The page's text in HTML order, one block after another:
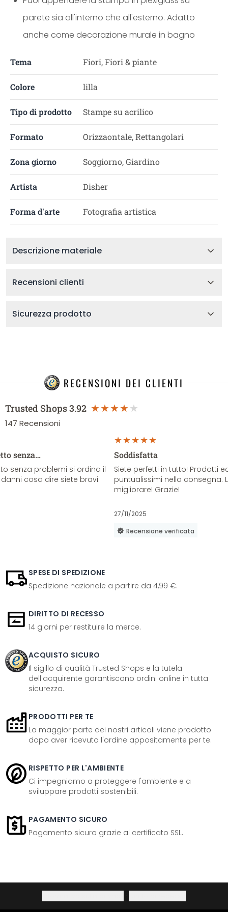
parete sia all'interno che all'esterno. Adatto
anche come decorazione murale in bagno
Tema Fiori, Fiori & piante
Colore lilla
Tipo di prodotto Stampe su acrilico
Formato Orizzaontale, Rettangolari
Zona giorno Soggiorno, Giardino
Artista Disher
Forma d'arte Fotografia artistica
Descrizione materiale
Recensioni clienti
Sicurezza prodotto
RECENSIONI DEI CLIENTI
Trusted Shops3.92
147 Recensioni
senza…
senza problemi si ordina il
cosa dire siete bravi.
Soddisfatta
Siete perfetti in tutto! Prodotti
puntualissimi nella consegna.
migliorare! Grazie!
27/11/2025
Recensione verificata
SPESE DI SPEDIZIONE
Spedizione nazionale a partire da 4,99 €.
DIRITTO DI RECESSO
14 giorni per restituire la merce.
ACQUISTO SICURO
Il sigillo di qualità Trusted Shops e la tutela
dell'acquirente garantiscono ordini online in tutta
sicurezza.
PRODOTTI PER TE
La maggior parte dei nostri articoli viene prodotto
dopo aver ricevuto l'ordine appositamente per te.
RISPETTO PER L'AMBIENTE
Ci impegniamo a proteggere l'ambiente e a
sviluppare prodotti sostenibili.
PAGAMENTO SICURO
Pagamento sicuro grazie al certificato SSL.
·